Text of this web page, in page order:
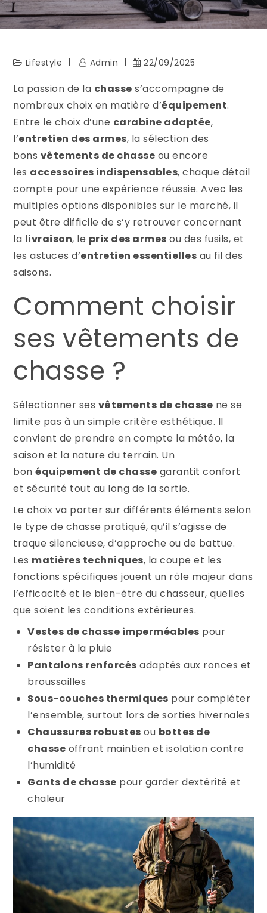
Lifestyle Admin 22/09/2025
La passion de la chasse s’accompagne de
nombreux choix en matière d’équipement.
Entre le choix d’une carabine adaptée,
l’entretien des armes, la sélection des
bons vêtements de chasse ou encore
les accessoires indispensables, chaque détail
compte pour une expérience réussie. Avec les
multiples options disponibles sur le marché, il
peut être difficile de s’y retrouver concernant
la livraison, le prix des armes ou des fusils, et
les astuces d’entretien essentielles au fil des
saisons.
Comment choisir
ses vêtements de
chasse ?
Sélectionner ses vêtements de chasse ne se
limite pas à un simple critère esthétique. Il
convient de prendre en compte la météo, la
saison et la nature du terrain. Un
bonéquipement de chasse garantit confort
et sécurité tout au long de la sortie.
Le choix va porter sur différents éléments selon
le type de chasse pratiqué, qu’il s’agisse de
traque silencieuse, d’approche ou de battue.
Les matières techniques, la coupe et les
fonctions spécifiques jouent un rôle majeur dans
l’efficacité et le bien-être du chasseur, quelles
que soient les conditions extérieures.
Vestes de chasse imperméables pour
résister à la pluie
Pantalons renforcés adaptés aux ronces et
broussailles
Sous-couches thermiques pour compléter
l’ensemble, surtout lors de sorties hivernales
Chaussures robustes ou bottes de
chasse offrant maintien et isolation contre
l’humidité
Gants de chasse pour garder dextérité et
chaleur